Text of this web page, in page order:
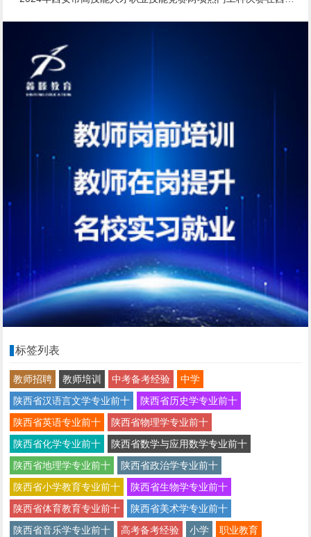
标签列表
教师招聘 教师培训 中考备考经验
中学
陕西省汉语言文学专业前十
陕西省历史学专业前十
陕西省英语专业前十
陕西省物理学专业前十
陕西省化学专业前十
陕西省数学与应用数学专业前十
陕西省地理学专业前十
陕西省政治学专业前十
陕西省小学教育专业前十
陕西省生物学专业前十
陕西省体育教育专业前十
陕西省美术学专业前十
陕西省音乐学专业前十
高考备考经验 小学 职业教育